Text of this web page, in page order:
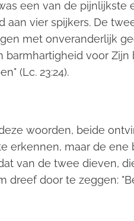
een van de pijnlijkste
aan vier spijkers. De
met onveranderlijk
barmhartigheid voor
(Lc. 23:24).
woorden, beide
erkennen, maar de
van de twee dieven,
dreef door te zeggen: